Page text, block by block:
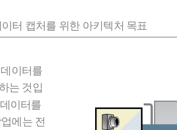
이터 캡처를 위한 아키텍처 목표
이터를
는 것입
이터를
에는 전